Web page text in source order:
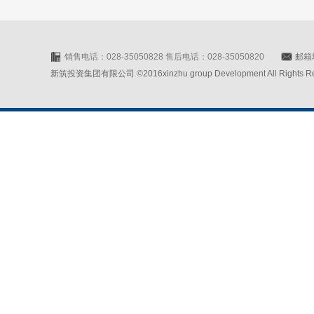
销售电话：028-35050828 售后电话：028-35050820
邮箱
新筑投资集团有限公司 ©2016xinzhu group Development All Rights